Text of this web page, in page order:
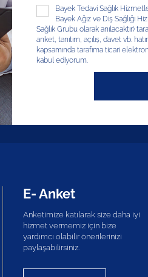
Bayek Tedavi Sağlık
Bayek Ağız ve Diş Sağlığı
Sağlık Grubu olarak anılacaktır)
anket, tanıtım, açılış, davet vb.
kapsamında tarafıma ticari
kabul ediyorum.
E- Anket
Anketimize katılarak size daha iyi
hizmet vermemiz için bize
yardımcı olabilir önerilerinizi
paylaşabilirsiniz.